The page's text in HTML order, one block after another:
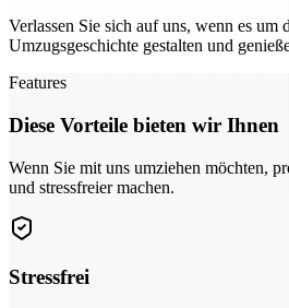
Verlassen Sie sich auf uns, wenn es
Umzugsgeschichte gestalten und
Features
Diese Vorteile bieten wir Ihnen
Wenn Sie mit uns umziehen möchten,
und stressfreier machen.
Stressfrei